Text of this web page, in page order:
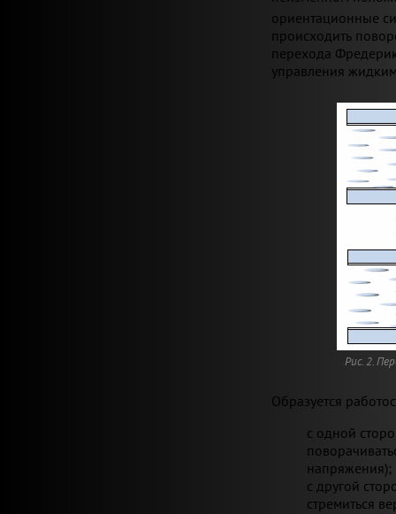
ориентационные
происходить
перехода
управления
Рис. 2.
Образуется
с одной
напряжения);
с другой
стремиться